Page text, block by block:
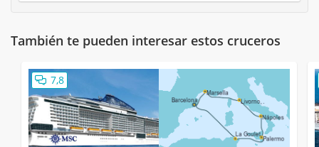
También te pueden interesar estos cruceros
7,8